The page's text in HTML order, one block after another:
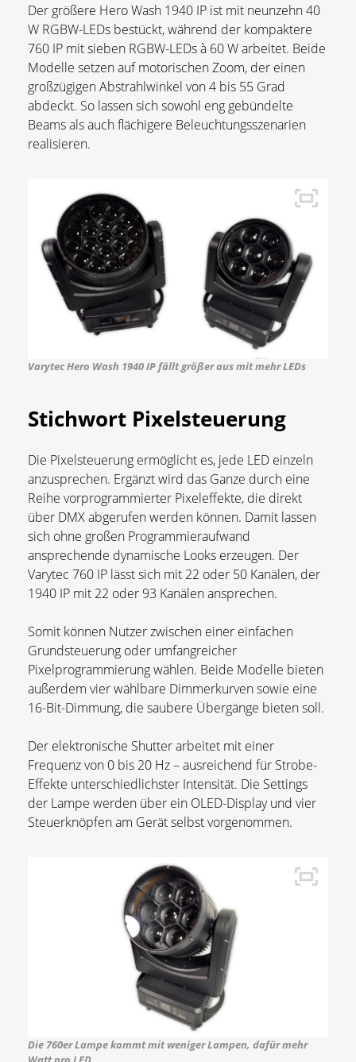
Der größere Hero Wash 1940 IP ist mit neunzehn 40
W RGBW-LEDs bestückt, während der kompaktere
760 IP mit sieben RGBW-LEDs à 60 W arbeitet. Beide
Modelle setzen auf motorischen Zoom, der einen
großzügigen Abstrahlwinkel von 4 bis 55 Grad
abdeckt. So lassen sich sowohl eng gebündelte
Beams als auch flächigere Beleuchtungsszenarien
realisieren.
VarytecHero Wash 1940 IP fällt größer aus mit mehr LEDs
Stichwort Pixelsteuerung
Die Pixelsteuerung ermöglicht es, jede LED einzeln
anzusprechen. Ergänzt wird das Ganze durch eine
Reihe vorprogrammierter Pixeleffekte, die direkt
über DMX abgerufen werden können. Damit lassen
sich ohne großen Programmieraufwand
ansprechende dynamische Looks erzeugen. Der
Varytec 760 IP lässt sich mit 22 oder 50 Kanälen, der
1940 IP mit 22 oder 93 Kanälen ansprechen.
Somit können Nutzer zwischen einer einfachen
Grundsteuerung oder umfangreicher
Pixelprogrammierung wählen. Beide Modelle bieten
außerdem vier wählbare Dimmerkurven sowie eine
16-Bit-Dimmung, die saubere Übergänge bieten soll.
Der elektronische Shutter arbeitet mit einer
Frequenz von 0 bis 20 Hz – ausreichend für Strobe-
Effekte unterschiedlichster Intensität. Die Settings
der Lampe werden über ein OLED-Display und vier
Steuerknöpfen am Gerät selbst vorgenommen.
Die 760er Lampe kommt mit weniger Lampen, dafür mehr